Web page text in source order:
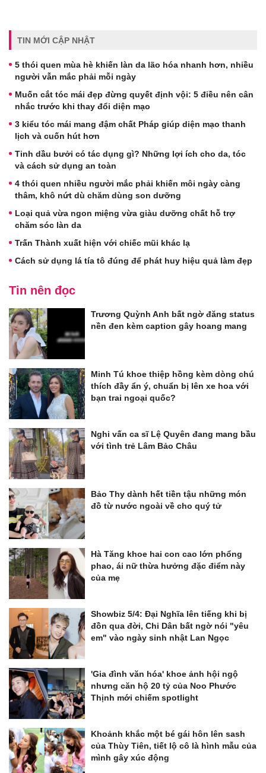
TIN MỚI CẬP NHẬT
5 thói quen mùa hè khiến làn da lão hóa nhanh hơn, nhiều
người vẫn mắc phải mỗi ngày
Muốn cắt tóc mái đẹp đừng quyết định vội: 5 điều nên cân
nhắc trước khi thay đổi diện mạo
3 kiểu tóc mái mang đậm chất Pháp giúp diện mạo thanh
lịch và cuốn hút hơn
Tinh dầu bưởi có tác dụng gì? Những lợi ích cho da, tóc
và cách sử dụng an toàn
4 thói quen nhiều người mắc phải khiến môi ngày càng
thâm, khô nứt dù chăm dùng son dưỡng
Loại quả vừa ngon miệng vừa giàu dưỡng chất hỗ trợ
chăm sóc làn da
Trấn Thành xuất hiện với chiếc mũi khác lạ
Cách sử dụng lá tía tô đúng để phát huy hiệu quả làm đẹp
Tin nên đọc
Trương Quỳnh Anh bất ngờ đăng status
nền đen kèm caption gây hoang mang
Minh Tú khoe thiệp hồng kèm dòng chú
thích đầy ẩn ý, chuẩn bị lên xe hoa với
bạn trai ngoại quốc?
Nghi vấn ca sĩ Lệ Quyên đang mang bầu
với tình trẻ Lâm Bảo Châu
Bảo Thy dành hết tiền tậu những món
đồ từ nước ngoài về cho quý tử
Hà Tăng khoe hai con cao lớn phổng
phao, ái nữ thừa hưởng đặc điểm này
của mẹ
Showbiz 5/4: Đại Nghĩa lên tiếng khi bị
đồn qua đời, Chi Dân bất ngờ nói "yêu
em" vào ngày sinh nhật Lan Ngọc
'Gia đình văn hóa' khoe ảnh hội ngộ
nhưng căn hộ 20 tỷ của Noo Phước
Thịnh mới chiếm spotlight
Khoảnh khắc một bé gái hôn lên sash
của Thùy Tiên, tiết lộ cô là hình mẫu của
mình gây xúc động